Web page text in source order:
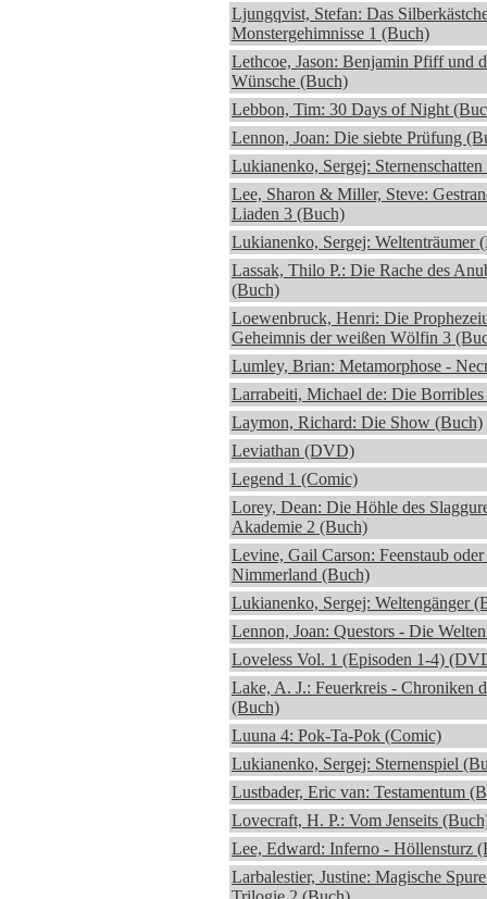
Ljungqvist, Stefan: Das
Monstergehimnisse 1 (Buch)
Lethcoe, Jason: Benjamin Pfiff und
Wünsche (Buch)
Lebbon, Tim: 30 Days of Night
Lennon, Joan: Die siebte Prüfung
Lukianenko, Sergej:
Lee, Sharon & Miller, Steve:
Liaden 3 (Buch)
Lukianenko, Sergej: Weltenträumer
Lassak, Thilo P.: Die Rache des
(Buch)
Loewenbruck, Henri: Die
Geheimnis der weißen Wölfin 3
Lumley, Brian: Metamorphose -
Larrabeiti, Michael de: Die
Laymon, Richard: Die Show (Buch)
Leviathan (DVD)
Legend 1 (Comic)
Lorey, Dean: Die Höhle des
Akademie 2 (Buch)
Levine, Gail Carson: Feenstaub
Nimmerland (Buch)
Lukianenko, Sergej: Weltengänger
Lennon, Joan: Questors - Die
Loveless Vol. 1 (Episoden 1-4)
Lake, A. J.: Feuerkreis - Chroniken
(Buch)
Luuna 4: Pok-Ta-Pok (Comic)
Lukianenko, Sergej: Sternenspiel
Lustbader, Eric van: Testamentum
Lovecraft, H. P.: Vom Jenseits
Lee, Edward: Inferno - Höllensturz
Larbalestier, Justine: Magische